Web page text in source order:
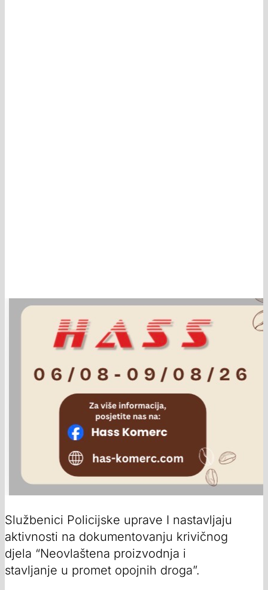
Službenici Policijske uprave I nastavljaju
aktivnosti na dokumentovanju krivičnog
djela “Neovlaštena proizvodnja i
stavljanje u promet opojnih droga”.